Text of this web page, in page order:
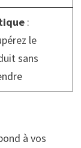
:
le
sans
à vos